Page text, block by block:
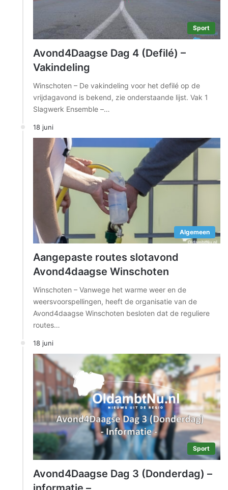
Sport
Avond4Daagse Dag 4 (Defilé) –
Vakindeling
Winschoten – De vakindeling voor het defilé op de
vrijdagavond is bekend, zie onderstaande lijst. Vak 1
Slagwerk Ensemble –…
18 juni
Algemeen
Aangepaste routes slotavond
Avond4daagse Winschoten
Winschoten – Vanwege het warme weer en de
weersvoorspellingen, heeft de organisatie van de
Avond4daagse Winschoten besloten dat de reguliere
routes…
18 juni
Sport
Avond4Daagse Dag 3 (Donderdag) –